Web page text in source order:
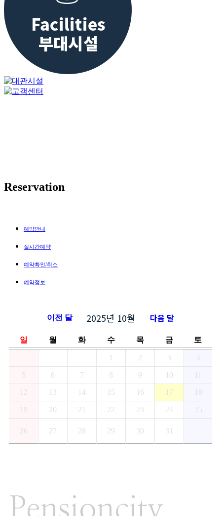
Reservation
예약안내
실시간예약
예약확인/취소
예약정보
이전 달 2025년 10월 다음 달
일 월 화 수 목 금 토
1 2 3 4
5 6 7 8 9 10 11
12 13 14 15 16 17 18
19 20 21 22 23 24 25
26 27 28 29 30 31